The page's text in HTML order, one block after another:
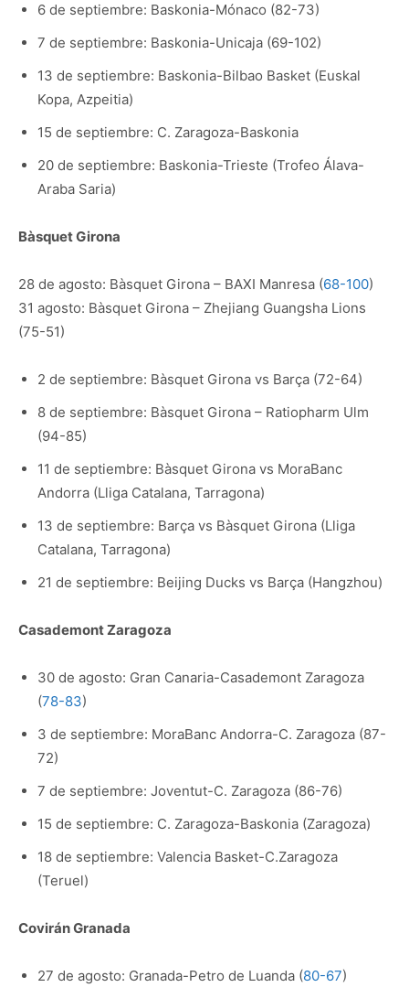
6 de septiembre: Baskonia-Mónaco (82-73)
7 de septiembre: Baskonia-Unicaja (69-102)
13 de septiembre: Baskonia-Bilbao Basket (Euskal
Kopa, Azpeitia)
15 de septiembre: C. Zaragoza-Baskonia
20 de septiembre: Baskonia-Trieste (Trofeo Álava-
Araba Saria)
Bàsquet Girona
28 de agosto: Bàsquet Girona – BAXI Manresa (68-100)
31 agosto: Bàsquet Girona – Zhejiang Guangsha Lions
(75-51)
2 de septiembre: Bàsquet Girona vs Barça (72-64)
8 de septiembre: Bàsquet Girona – Ratiopharm Ulm
(94-85)
11 de septiembre: Bàsquet Girona vs MoraBanc
Andorra (Lliga Catalana, Tarragona)
13 de septiembre: Barça vs Bàsquet Girona (Lliga
Catalana, Tarragona)
21 de septiembre: Beijing Ducks vs Barça (Hangzhou)
Casademont Zaragoza
30 de agosto: Gran Canaria-Casademont Zaragoza
(78-83)
3 de septiembre: MoraBanc Andorra-C. Zaragoza (87-
72)
7 de septiembre: Joventut-C. Zaragoza (86-76)
15 de septiembre: C. Zaragoza-Baskonia (Zaragoza)
18 de septiembre: Valencia Basket-C.Zaragoza
(Teruel)
Covirán Granada
27 de agosto: Granada-Petro de Luanda (80-67)